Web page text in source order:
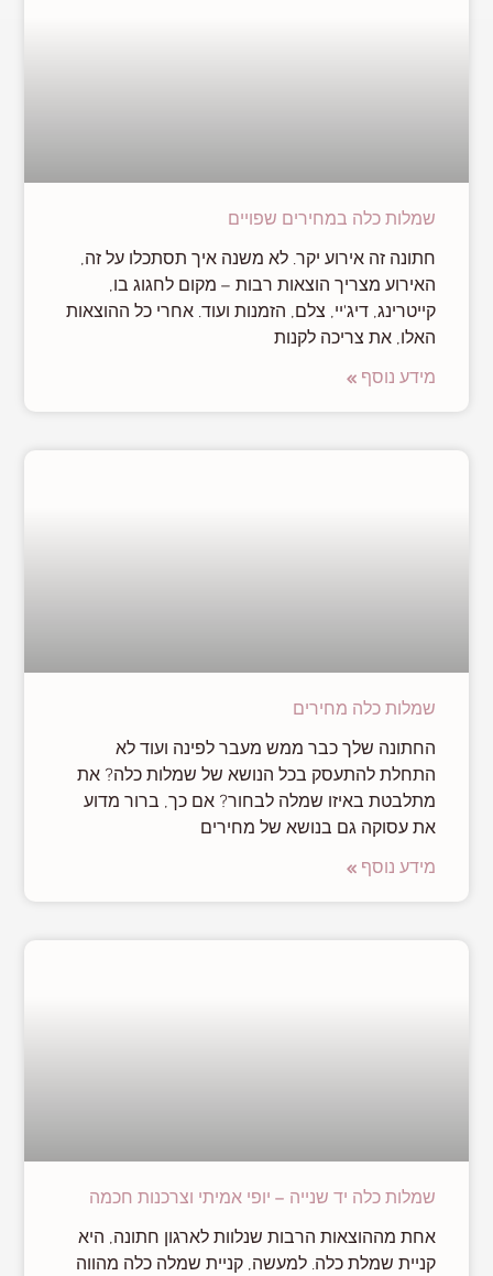
שמלות כלה במחירים שפויים
חתונה זה אירוע יקר. לא משנה איך תסתכלו על זה,
האירוע מצריך הוצאות רבות – מקום לחגוג בו,
קייטרינג, דיג'יי, צלם, הזמנות ועוד. אחרי כל ההוצאות
האלו, את צריכה לקנות
מידע נוסף »
שמלות כלה מחירים
החתונה שלך כבר ממש מעבר לפינה ועוד לא
התחלת להתעסק בכל הנושא של שמלות כלה? את
מתלבטת באיזו שמלה לבחור? אם כך, ברור מדוע
את עסוקה גם בנושא של מחירים
מידע נוסף »
שמלות כלה יד שנייה – יופי אמיתי וצרכנות חכמה
אחת מההוצאות הרבות שנלוות לארגון חתונה, היא
קניית שמלת כלה. למעשה, קניית שמלה כלה מהווה